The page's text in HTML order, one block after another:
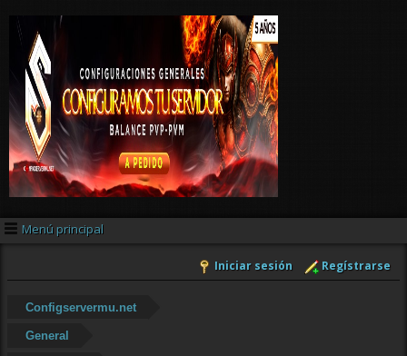
Menú principal
Iniciar sesión Regístrarse
Configservermu.net
General